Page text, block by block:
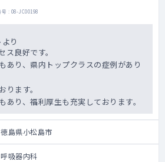
: 08-JC00198
り
ス良好です。
あり、県内トップクラスの症例があり
ります。
あり、福利厚生も充実しております。
徳島県小松島市
呼吸器内科